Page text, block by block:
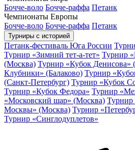
Бочче-воло Бочче-раффа Петанк
Чемпионаты Европы
Бочче-воло Бочче-раффа Петанк
Турниры с историей
Петанк-фестиваль Юга России
Турнир «Зимний тет-а-тет» Турнир
(Москва) Турнир «Кубок Денисова»
Клубники» (Балаково) Турнир
(Санкт-Петербург) Турнир «Кубок
Турнир «Кубок Федора» Турнир
«Московский шар» (Москва)
Москвы» (Москва) Турнир
Турнир «Синглодуплетов»